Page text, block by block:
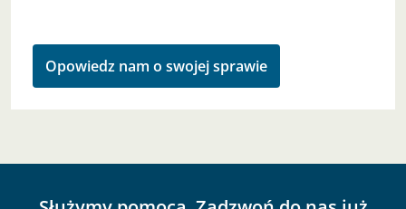
Opowiedz nam o swojej sprawie